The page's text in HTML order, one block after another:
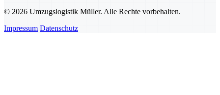
© 2026 Umzugslogistik Müller. Alle Rechte vorbehalten.
Impressum Datenschutz